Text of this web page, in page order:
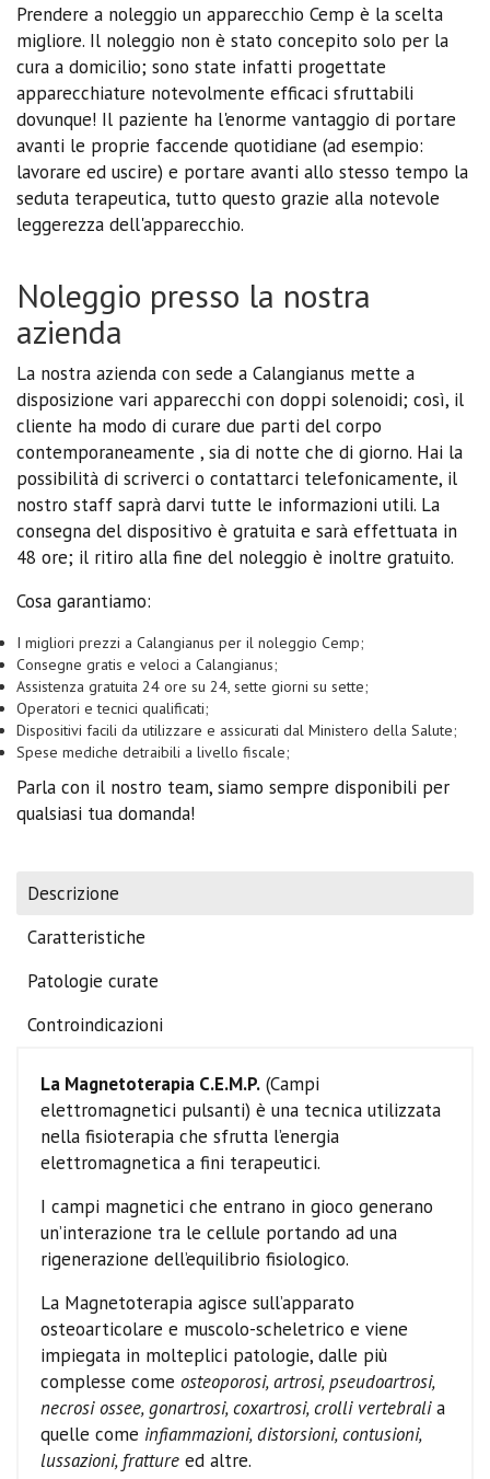
Prendere a noleggio un apparecchio Cemp è la scelta
migliore. Il noleggio non è stato concepito solo per la
cura a domicilio; sono state infatti progettate
apparecchiature notevolmente efficaci sfruttabili
dovunque! Il paziente ha l'enorme vantaggio di portare
avanti le proprie faccende quotidiane (ad esempio:
lavorare ed uscire) e portare avanti allo stesso tempo la
seduta terapeutica, tutto questo grazie alla notevole
leggerezza dell'apparecchio.
Noleggio presso la nostra
azienda
La nostra azienda con sede a Calangianus mette a
disposizione vari apparecchi con doppi solenoidi; così, il
cliente ha modo di curare due parti del corpo
contemporaneamente , sia di notte che di giorno. Hai la
possibilità di scriverci o contattarci telefonicamente, il
nostro staff saprà darvi tutte le informazioni utili. La
consegna del dispositivo è gratuita e sarà effettuata in
48 ore; il ritiro alla fine del noleggio è inoltre gratuito.
Cosa garantiamo:
I migliori prezzi a Calangianus per il noleggio Cemp;
Consegne gratis e veloci a Calangianus;
Assistenza gratuita 24 ore su 24, sette giorni su sette;
Operatori e tecnici qualificati;
Dispositivi facili da utilizzare e assicurati dal Ministero della Salute;
Spese mediche detraibili a livello fiscale;
Parla con il nostro team, siamo sempre disponibili per
qualsiasi tua domanda!
Descrizione
Caratteristiche
Patologie curate
Controindicazioni
La Magnetoterapia C.E.M.P. (Campi
elettromagnetici pulsanti) è una tecnica utilizzata
nella fisioterapia che sfrutta l’energia
elettromagnetica a fini terapeutici.
I campi magnetici che entrano in gioco generano
un’interazione tra le cellule portando ad una
rigenerazione dell’equilibrio fisiologico.
La Magnetoterapia agisce sull’apparato
osteoarticolare e muscolo-scheletrico e viene
impiegata in molteplici patologie, dalle più
complesse come osteoporosi, artrosi, pseudoartrosi,
necrosi ossee, gonartrosi, coxartrosi, crolli vertebralia
quelle come infiammazioni, distorsioni, contusioni,
lussazioni, fratture ed altre.